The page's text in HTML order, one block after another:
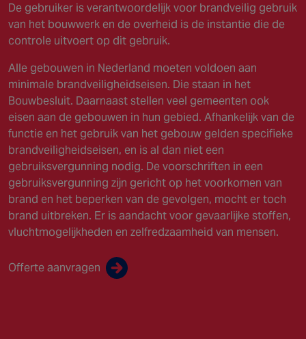
De gebruiker is verantwoordelijk voor brandveilig gebruik
van het bouwwerk en de overheid is de instantie die de
controle uitvoert op dit gebruik.
Alle gebouwen in Nederland moeten voldoen aan
minimale brandveiligheidseisen. Die staan in het
Bouwbesluit. Daarnaast stellen veel gemeenten ook
eisen aan de gebouwen in hun gebied. Afhankelijk van de
functie en het gebruik van het gebouw gelden specifieke
brandveiligheidseisen, en is al dan niet een
gebruiksvergunning nodig. De voorschriften in een
gebruiksvergunning zijn gericht op het voorkomen van
brand en het beperken van de gevolgen, mocht er toch
brand uitbreken. Er is aandacht voor gevaarlijke stoffen,
vluchtmogelijkheden en zelfredzaamheid van mensen.
Offerte aanvragen